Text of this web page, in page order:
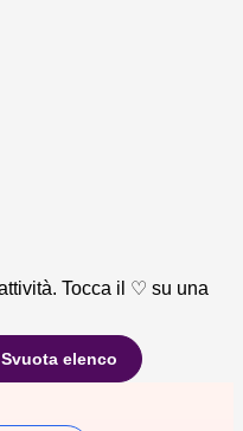
Tocca il ♡ su una
Svuota elenco